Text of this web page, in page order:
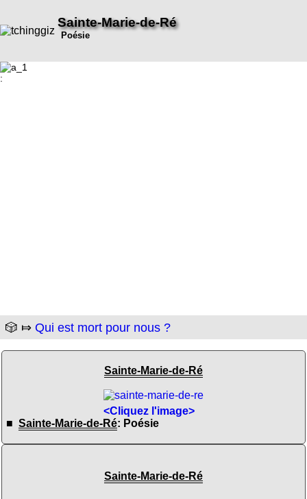
Sainte-Marie-de-Ré
Poésie
:
🎲 ⤇ Qui est mort pour nous ?
Sainte-Marie-de-Ré
<Cliquez l'image>
■ Sainte-Marie-de-Ré: Poésie
Sainte-Marie-de-Ré